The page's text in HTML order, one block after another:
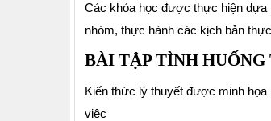
Các khóa học được thực hiện dựa
nhóm, thực hành các kịch bản
BÀI TẬP TÌNH HUỐNG
Kiến thức lý thuyết được minh
việc